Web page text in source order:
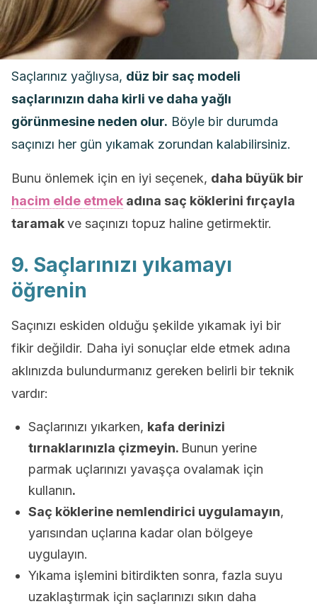
Saçlarınız yağlıysa, düz bir saç modeli
saçlarınızın daha kirli ve daha yağlı
görünmesine neden olur. Böyle bir durumda
saçınızı her gün yıkamak zorundan kalabilirsiniz.
Bunu önlemek için en iyi seçenek, daha büyük bir
hacim elde etmek adına saç köklerini fırçayla
taramakve saçınızı topuz haline getirmektir.
9. Saçlarınızı yıkamayı
öğrenin
Saçınızı eskiden olduğu şekilde yıkamak iyi bir
fikir değildir. Daha iyi sonuçlar elde etmek adına
aklınızda bulundurmanız gereken belirli bir teknik
vardır:
Saçlarınızı yıkarken, kafa derinizi
tırnaklarınızla çizmeyin. Bunun yerine
parmak uçlarınızı yavaşça ovalamak için
kullanın.
Saç köklerine nemlendirici uygulamayın,
yarısından uçlarına kadar olan bölgeye
uygulayın.
Yıkama işlemini bitirdikten sonra, fazla suyu
uzaklaştırmak için saçlarınızı sıkın daha